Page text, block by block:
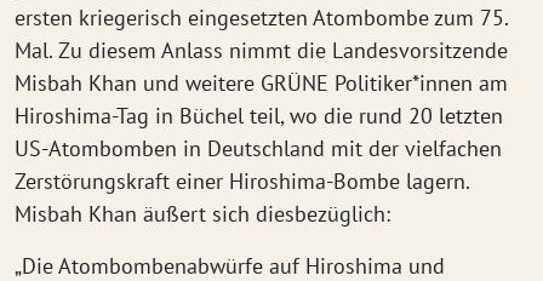
ersten kriegerisch eingesetzten Atombombe zum 75.
Mal. Zu diesem Anlass nimmt die Landesvorsitzende
Misbah Khan und weitere GRÜNE Politiker*innen am
Hiroshima-Tag in Büchel teil, wo die rund 20 letzten
US-Atombomben in Deutschland mit der vielfachen
Zerstörungskraft einer Hiroshima-Bombe lagern.
Misbah Khan äußert sich diesbezüglich:
„Die Atombombenabwürfe auf Hiroshima und